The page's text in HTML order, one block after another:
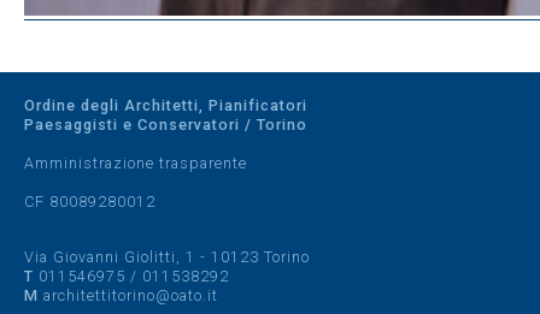
Ordine degli Architetti, Pianificatori
Paesaggisti e Conservatori / Torino
Amministrazione trasparente
CF 80089280012
Via Giovanni Giolitti, 1 - 10123 Torino
T 011546975 / 011538292
M architettitorino@oato.it